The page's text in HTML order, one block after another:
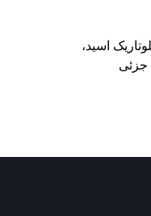
اسید،
جزئی